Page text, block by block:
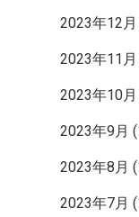
2023年12月
2023年11月
2023年10月
2023年9月
2023年8月
2023年7月